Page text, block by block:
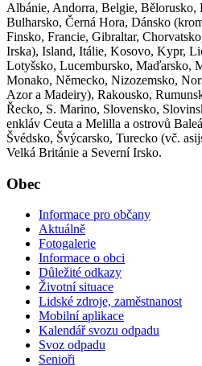
Albánie, Andorra, Belgie, Bělorusko,
Bulharsko, Černá Hora, Dánsko
Finsko, Francie, Gibraltar,
Irska), Island, Itálie, Kosovo, Kypr,
Lotyšsko, Lucembursko, Maďarsko,
Monako, Německo, Nizozemsko,
Azor a Madeiry), Rakousko,
Řecko, S. Marino, Slovensko,
enkláv Ceuta a Melilla a ostrovů
Švédsko, Švýcarsko, Turecko (vč.
Velká Británie a Severní Irsko.
Obec
Informace pro občany
Aktuálně
Fotogalerie
Informace o obci
Důležité odkazy
Životní situace
Lidské zdroje, zaměstnanost
Mobilní aplikace
Kalendář svozu odpadu
Svoz odpadu
Senioři